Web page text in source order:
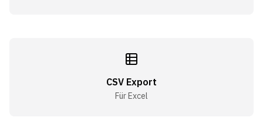
CSV Export
Für Excel